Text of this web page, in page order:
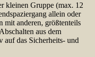
kleinen Gruppe (max. 12
allein oder
mit anderen, größtenteils
aus dem
das Sicherheits- und